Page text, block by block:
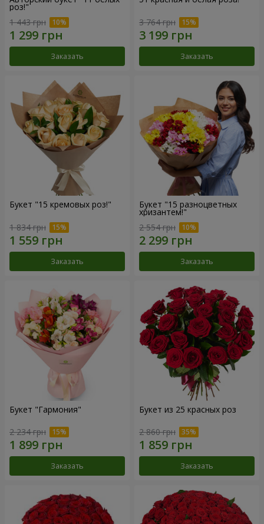
роз!"
1 443 грн
Заказать
3 764 грн
Заказать
Букет "15 кремовых роз!"
1 834 грн
Заказать
Букет "15 разноцветных
хризантем!"
2 554 грн
Заказать
Букет "Гармония"
2 234 грн
Заказать
Букет из 25 красных роз
2 860 грн
Заказать